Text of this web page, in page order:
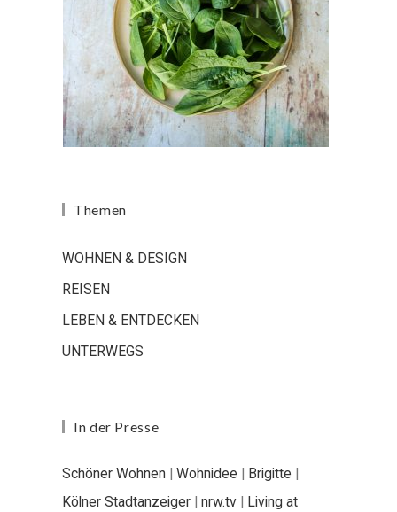
Themen
WOHNEN & DESIGN
REISEN
LEBEN & ENTDECKEN
UNTERWEGS
In der Presse
Schöner Wohnen | Wohnidee | Brigitte |
Kölner Stadtanzeiger | nrw.tv | Living at